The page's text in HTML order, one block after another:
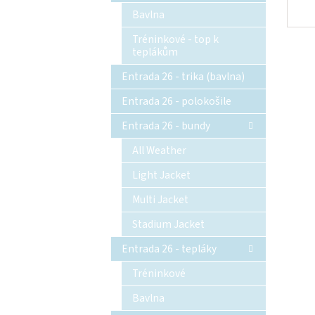
Bavlna
Tréninkové - top k
teplákům
Entrada 26 - trika (bavlna)
Entrada 26 - polokošile
Entrada 26 - bundy
All Weather
Light Jacket
Multi Jacket
Stadium Jacket
Entrada 26 - tepláky
Tréninkové
Bavlna